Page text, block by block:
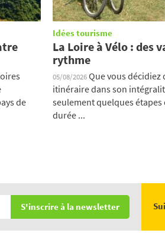
de
Idées tourisme
La Loire à Vélo : des
rythme
05/08/2026Que vous
itinéraire dans son
seulement quelques
durée ...
S'inscrire à la newsletter